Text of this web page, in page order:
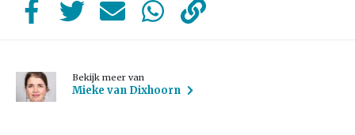
Bekijk meer van
Mieke van Dixhoorn